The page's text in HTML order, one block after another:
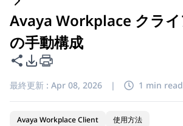
Avaya Workplace クラ
の手動構成
このページを共有
PDFエクスポートオプション
最終更新 : Apr 08, 2026 | 1 min read
Avaya Workplace Client 使用方法